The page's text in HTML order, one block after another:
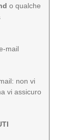
o qualche
mail
non vi
vi assicuro